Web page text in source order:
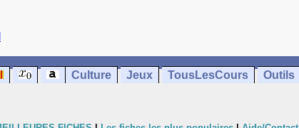
Culture Jeux TousLesCours Outils